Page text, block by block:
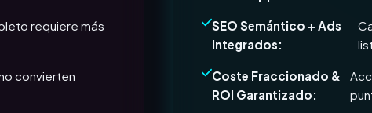
o días para ser
requiere más
Agentes de IA 24/7 en
WhatsApp:
SEO Semántico + Ads
Integrados: